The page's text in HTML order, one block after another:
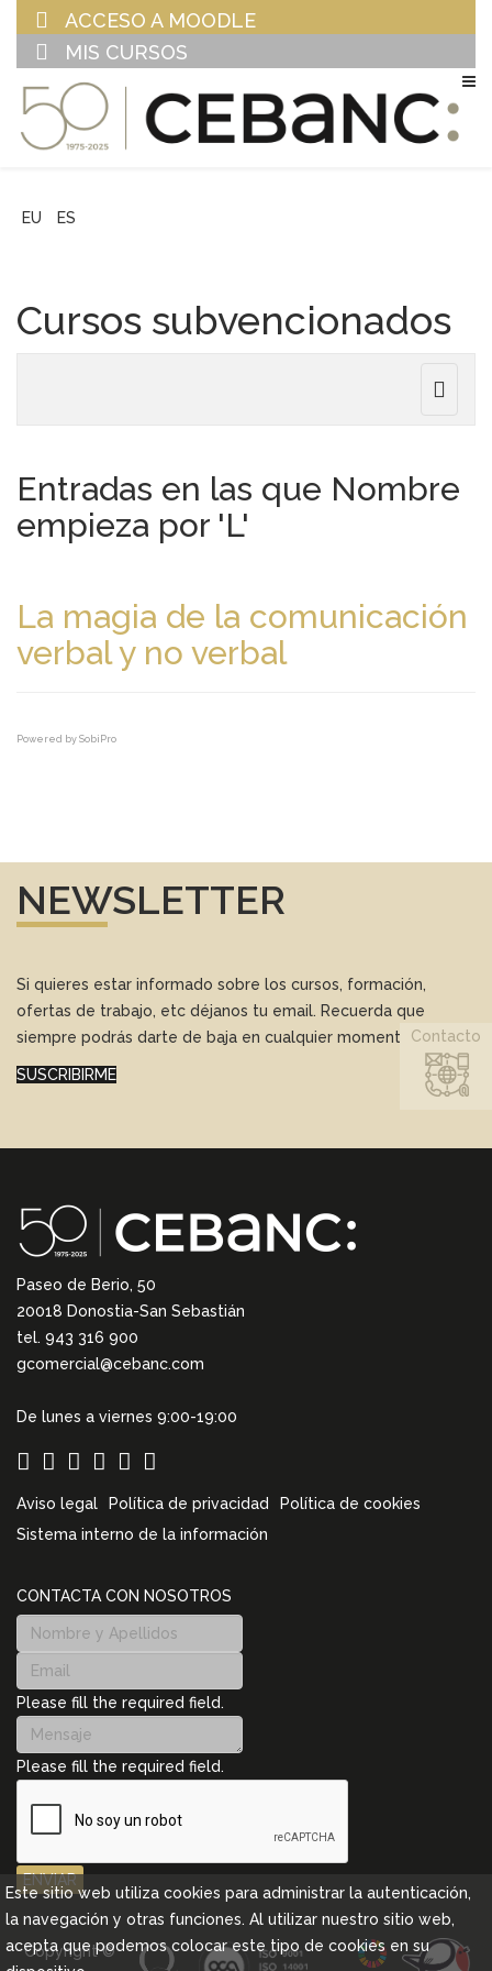
ACCESO A MOODLE
MIS CURSOS
EU ES
Cursos subvencionados
Toggle
Entradas en las que Nombre
empieza por 'L'
La magia de la comunicación
verbal y no verbal
Powered by SobiPro
NEWSLETTER
Si quieres estar informado sobre los cursos, formación,
ofertas de trabajo, etc déjanos tu email. Recuerda que
siempre podrás darte de baja en cualquier momento.
SUSCRIBIRME
Paseo de Berio, 50
20018 Donostia-San Sebastián
tel. 943 316 900
gcomercial@cebanc.com
De lunes a viernes 9:00-19:00
Aviso legal Política de privacidad
Política de cookies
Sistema interno de la información
CONTACTA CON NOSOTROS
Please fill the required field.
Please fill the required field.
ENVIAR
Contacto
Copyright ©
Este sitio web utiliza cookies para administrar la autenticación,
la navegación y otras funciones. Al utilizar nuestro sitio web,
acepta que podemos colocar este tipo de cookies en su